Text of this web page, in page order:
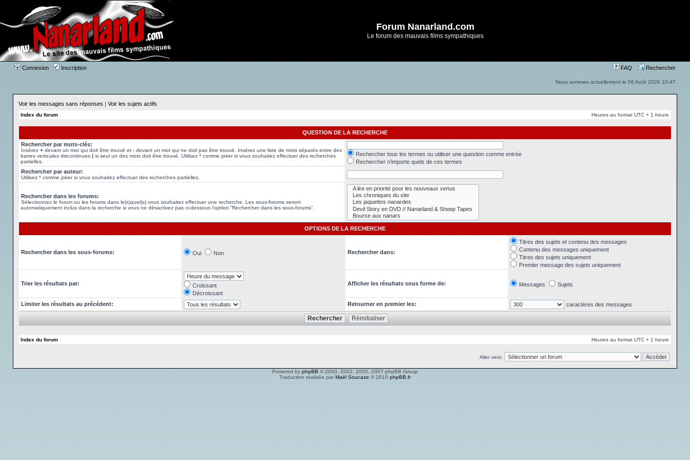
Forum Nanarland.com
Le forum des mauvais films sympathiques
Connexion Inscription FAQ Rechercher
Nous sommes actuellement le 06 Août 2026 10:47
Voir les messages sans réponses | Voir les sujets actifs
Index du forum Heures au format UTC + 1 heure
QUESTION DE LA RECHERCHE
Rechercher par mots-clés:
Insérez + devant un mot qui doit être trouvé et - devant un mot qui ne doit pas être trouvé. Insérez une liste de mots séparés entre des
barres verticales discontinues | si seul un des mots doit être trouvé. Utilisez * comme joker si vous souhaitez effectuer des recherches
partielles.
Rechercher tous les termes ou utiliser une question comme entrée
Rechercher n’importe quels de ces termes
Rechercher par auteur:
Utilisez * comme joker si vous souhaitez effectuer des recherches partielles.
Rechercher dans les forums:
Sélectionnez le forum ou les forums dans le(s)quel(s) vous souhaitez effectuer une recherche. Les sous-forums seront
automatiquement inclus dans la recherche si vous ne désactivez pas ci-dessous l’option “Rechercher dans les sous-forums”.
OPTIONS DE LA RECHERCHE
Rechercher dans les sous-forums: Oui Non Rechercher dans:
Titres des sujets et contenu des messages
Contenu des messages uniquement
Titres des sujets uniquement
Premier message des sujets uniquement
Trier les résultats par:
Croissant
Décroissant
Afficher les résultats sous forme de: Messages Sujets
Limiter les résultats au précédent: Retourner en premier les: caractères des messages
Index du forum Heures au format UTC + 1 heure
Aller vers:
Powered by phpBB © 2000, 2002, 2005, 2007 phpBB Group
Traduction réalisée parMaël Soucaze © 2010 phpBB.fr